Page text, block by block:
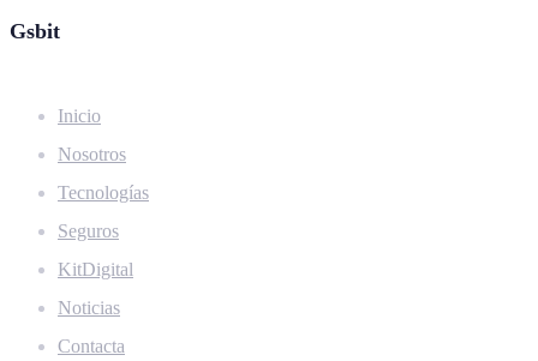
Gsbit
Inicio
Nosotros
Tecnologías
Seguros
KitDigital
Noticias
Contacta